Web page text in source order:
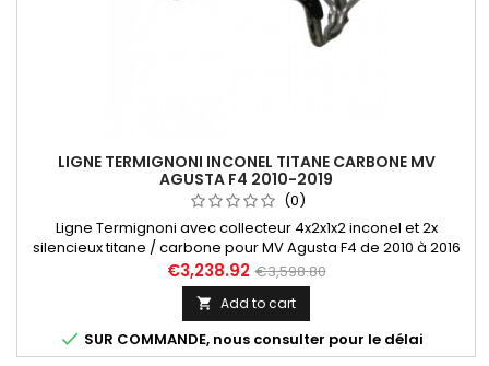
LIGNE TERMIGNONI INCONEL TITANE CARBONE MV
AGUSTA F4 2010-2019
(0)
Ligne Termignoni avec collecteur 4x2x1x2 inconel et 2x
silencieux titane / carbone pour MV Agusta F4 de 2010 à 2016
€3,238.92 €3,598.80
 Add to cart
 SUR COMMANDE, nous consulter pour le délai